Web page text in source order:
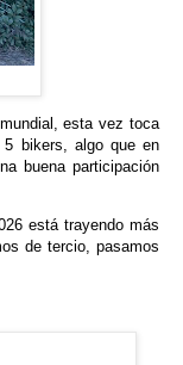
esta vez toca
bikers, algo que en
buena participación
está trayendo más
de tercio, pasamos